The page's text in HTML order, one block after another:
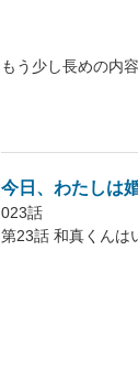
もう少し長めの内
今日、わたしは
023話
第23話 和真くんは